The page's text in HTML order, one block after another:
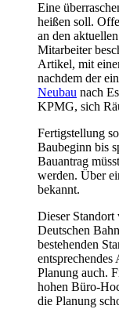
Eine
heißen soll.
an den
Mitarbeiter
Artikel, mit
nachdem der
Neubau nach
KPMG, sich
Fertigstellung
Baubeginn bis
Bauantrag
werden. Über
bekannt.
Dieser Standort
Deutschen
bestehenden
Planung auch.
hohen Büro-
die Planung